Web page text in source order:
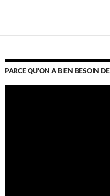
PARCE QU’ON A BIEN BESOIN